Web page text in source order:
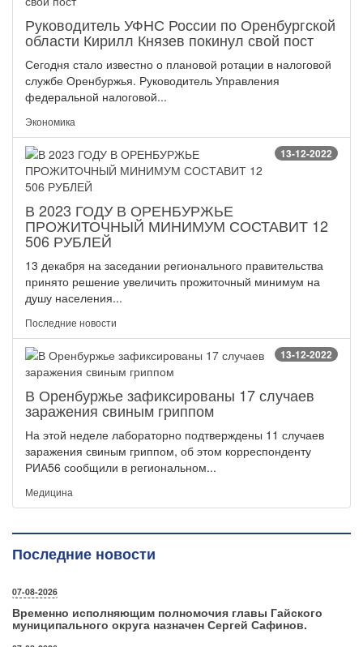
Руководитель УФНС России по Оренбургской
области Кирилл Князев покинул свой пост
Сегодня стало известно о плановой ротации в налоговой
службе Оренбуржья. Руководитель Управления
федеральной налоговой...
Экономика
13-12-2022
В 2023 ГОДУ В ОРЕНБУРЖЬЕ
ПРОЖИТОЧНЫЙ МИНИМУМ СОСТАВИТ 12
506 РУБЛЕЙ
13 декабря на заседании регионального правительства
принято решение увеличить прожиточный минимум на
душу населения...
Последние новости
13-12-2022
В Оренбуржье зафиксированы 17 случаев
заражения свиным гриппом
На этой неделе лабораторно подтверждены 11 случаев
заражения свиным гриппом, об этом корреспонденту
РИА56 сообщили в региональном...
Медицина
Последние новости
07-08-2026
Временно исполняющим полномочия главы Гайского
муниципального округа назначен Сергей Сафинов.